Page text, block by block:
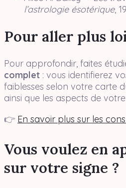
l’astrologie ésotérique,
Pour aller plus
Pour approfondir, faites
complet : vous identifierez
faiblesses selon votre carte
ainsi que les aspects de
👉 En savoir plus sur les
Vous voulez en
sur votre signe ?